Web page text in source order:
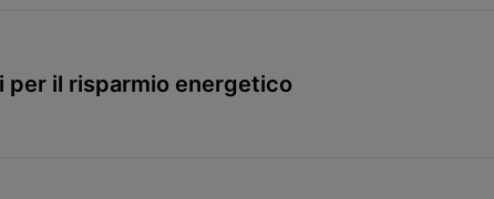
per il risparmio energetico